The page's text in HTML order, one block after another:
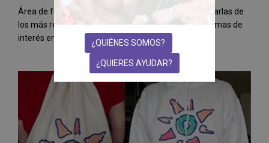
Área de formación de pacientes y profesionales. Charlas de
los más reputados especialistas del mundo sobre temas de
interés en las ADEE
¿QUIÉNES SOMOS?
¿QUIERES AYUDAR?